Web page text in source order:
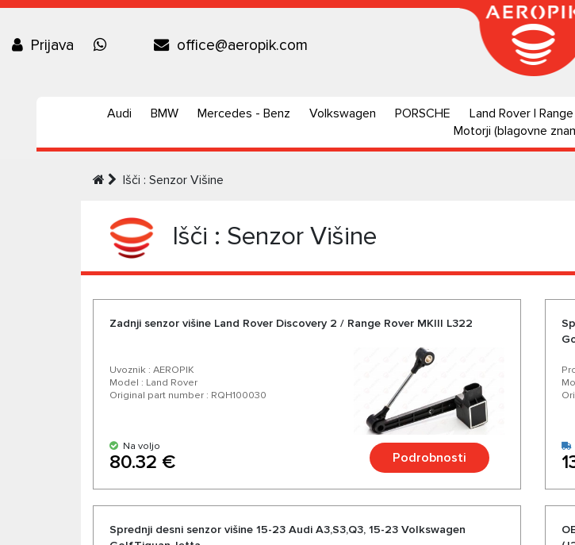
Prijava office@aeropik.com
Audi BMW Mercedes - Benz Volkswagen PORSCHE Land Rover |
Motorji (blagovne
Išči : Senzor Višine
Išči : Senzor Višine
Zadnji senzor višine Land Rover Discovery 2 / Range Rover MKIII L322
Uvoznik : AEROPIK
Model : Land Rover
Original part number : RQH100030
Na voljo
80.32 € Podrobnosti
Sprednji desni senzor višine 15-23 Audi A3,S3,Q3, 15-23 Volkswagen